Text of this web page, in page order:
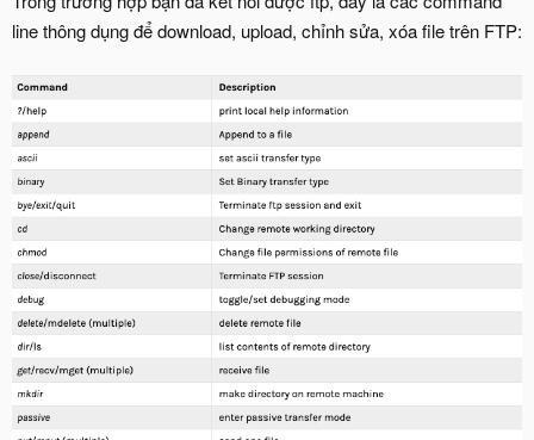
line thông dụng để download, upload, chỉnh sửa, xóa file trên FTP: